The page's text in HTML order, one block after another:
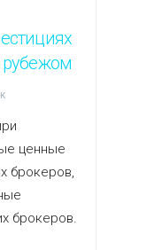
рубежом
ценные
брокеров,
брокеров.